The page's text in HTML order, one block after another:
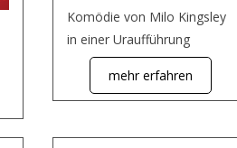
Komödie von Milo Kingsley
in einer Uraufführung
mehr erfahren